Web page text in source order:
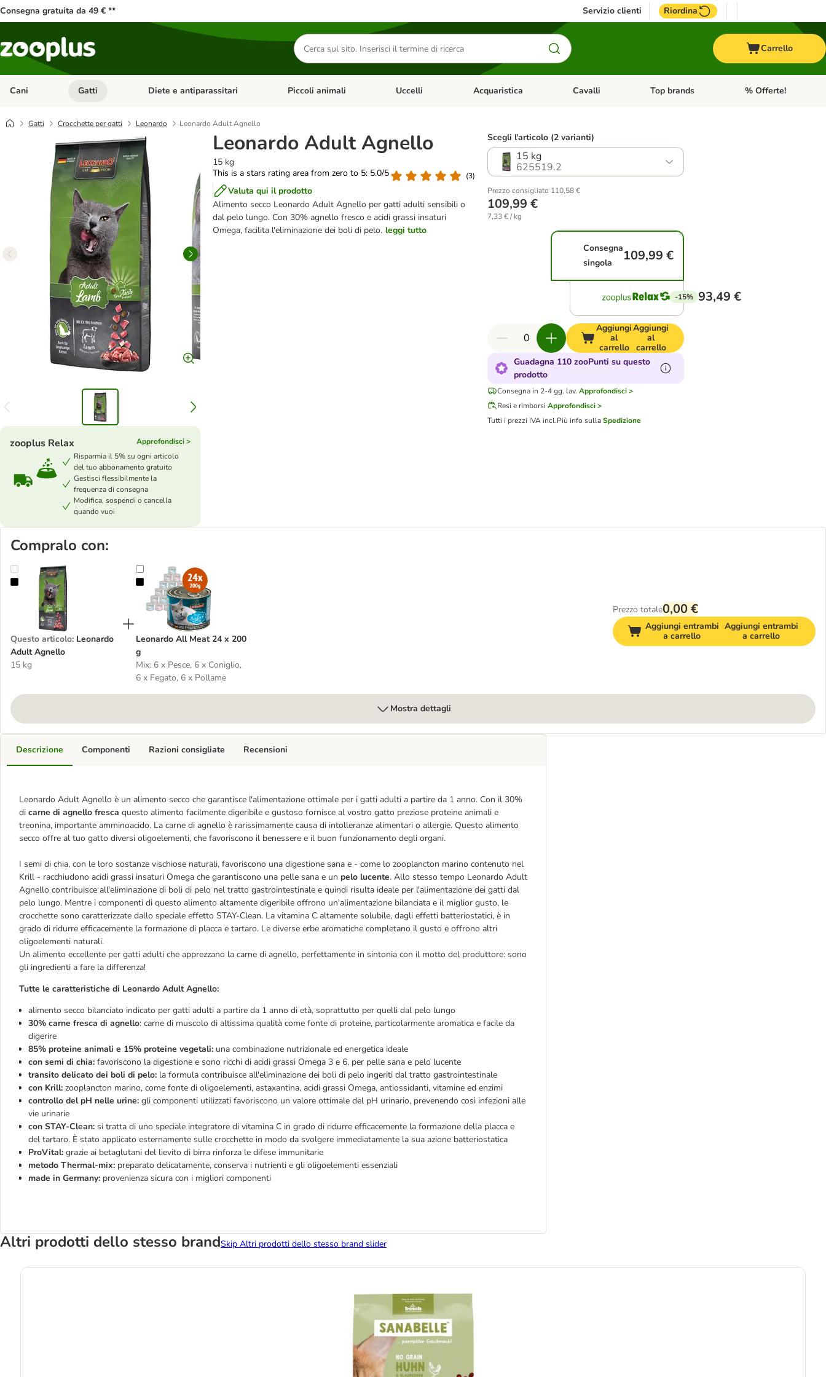
Consegna gratuita da 49 € ** Servizio clienti Riordina
Cerca
prodotti
Carrello
Cani Apri Menu Categoria: Cani
Gatti Apri Menu Categoria: Gatti
Diete e antiparassitari Apri Menu Categoria: Diete e antiparassitari
Piccoli animali Apri Menu Categoria: Piccoli animali
Uccelli Apri Menu Categoria: Uccelli
Acquaristica Apri Menu Categoria: Acquaristica
Cavalli Apri Menu Categoria: Cavalli
Top brands Apri Menu Categoria:
% Offerte!
Gatti Crocchette per gatti Leonardo Leonardo Adult Agnello
Leonardo Adult Agnello
15 kg
This is a stars rating area from zero to 5: 5.0/5
(3)
Valuta qui il prodotto
Alimento secco Leonardo Adult Agnello per gatti adulti sensibili o
dal pelo lungo. Con 30% agnello fresco e acidi grassi insaturi
Omega, facilita l'eliminazione dei boli di pelo. leggi tutto
zooplus Relax
Approfondisci >
Risparmia il 5% su ogni articolo
del tuo abbonamento gratuito
Gestisci flessibilmente la
frequenza di consegna
Modifica, sospendi o cancella
quando vuoi
Scegli l'articolo (2 varianti)
15 kg
625519.2
Prezzo consigliato 110,58 €
109,99 €
7,33 € / kg
Consegna
singola
109,99 €
-15% 93,49 €
Aggiungi
al
carrello
Aggiungi
al
carrello
Guadagna 110 zooPunti su questo
prodotto
Consegna in 2-4 gg. lav. Approfondisci >
Resi e rimborsi Approfondisci >
Tutti i prezzi IVA incl.Più info sullaSpedizione
Compralo con:
Leonardo Adult Agnello
Questo articolo: Leonardo
Adult Agnello
15 kg
Leonardo All Meat 24 x 200 g
Leonardo All Meat 24 x 200
g
Mix: 6 x Pesce, 6 x Coniglio,
6 x Fegato, 6 x Pollame
Prezzo totale0,00 €
Aggiungi entrambi
a carrello
Aggiungi entrambi
a carrello
Mostra dettagli
Descrizione
Leonardo Adult Agnello è un alimento secco che garantisce l'alimentazione ottimale per i gatti adulti a partire da 1 anno. Con il 30%
di carne di agnello fresca questo alimento facilmente digeribile e gustoso fornisce al vostro gatto preziose proteine animali e
treonina, importante amminoacido. La carne di agnello è rarissimamente causa di intolleranze alimentari o allergie. Questo alimento
secco offre al tuo gatto diversi oligoelementi, che favoriscono il benessere e il buon funzionamento degli organi.
I semi di chia, con le loro sostanze vischiose naturali, favoriscono una digestione sana e - come lo zooplancton marino contenuto nel
Krill - racchiudono acidi grassi insaturi Omega che garantiscono una pelle sana e un pelo lucente. Allo stesso tempo Leonardo Adult
Agnello contribuisce all'eliminazione di boli di pelo nel tratto gastrointestinale e quindi risulta ideale per l'alimentazione dei gatti dal
pelo lungo. Mentre i componenti di questo alimento altamente digeribile offrono un'alimentazione bilanciata e il miglior gusto, le
crocchette sono caratterizzate dallo speciale effetto STAY-Clean. La vitamina C altamente solubile, dagli effetti batteriostatici, è in
grado di ridurre efficacemente la formazione di placca e tartaro. Le diverse erbe aromatiche completano il gusto e offrono altri
oligoelementi naturali.
Un alimento eccellente per gatti adulti che apprezzano la carne di agnello, perfettamente in sintonia con il motto del produttore: sono
gli ingredienti a fare la differenza!
Tutte le caratteristiche di Leonardo Adult Agnello:
alimento secco bilanciato indicato per gatti adulti a partire da 1 anno di età, soprattutto per quelli dal pelo lungo
30% carne fresca di agnello: carne di muscolo di altissima qualità come fonte di proteine, particolarmente aromatica e facile da
digerire
85% proteine animali e 15% proteine vegetali: una combinazione nutrizionale ed energetica ideale
con semi di chia: favoriscono la digestione e sono ricchi di acidi grassi Omega 3 e 6, per pelle sana e pelo lucente
transito delicato dei boli di pelo: la formula contribuisce all'eliminazione dei boli di pelo ingeriti dal tratto gastrointestinale
con Krill: zooplancton marino, come fonte di oligoelementi, astaxantina, acidi grassi Omega, antiossidanti, vitamine ed enzimi
controllo del pH nelle urine: gli componenti utilizzati favoriscono un valore ottimale del pH urinario, prevenendo così infezioni alle
vie urinarie
con STAY-Clean: si tratta di uno speciale integratore di vitamina C in grado di ridurre efficacemente la formazione della placca e
del tartaro. È stato applicato esternamente sulle crocchette in modo da svolgere immediatamente la sua azione batteriostatica
ProVital: grazie ai betaglutani del lievito di birra rinforza le difese immunitarie
metodo Thermal-mix: preparato delicatamente, conserva i nutrienti e gli oligoelementi essenziali
made in Germany: provenienza sicura con i migliori componenti
Componenti Razioni consigliate Recensioni
Altri prodotti dello stesso brandSkip Altri prodotti dello stesso brand slider